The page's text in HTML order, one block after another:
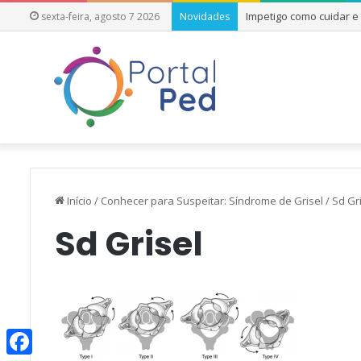
sexta-feira, agosto 7 2026 Novidades Impetigo como cuidar
Início / Conhecer para Suspeitar: Síndrome de Grisel / Sd
Sd Grisel